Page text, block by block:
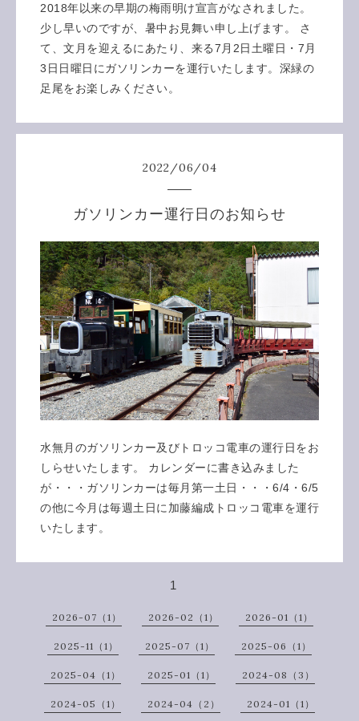
2018年以来の早期の梅雨明け宣言がなされました。
少し早いのですが、暑中お見舞い申し上げます。 さ
て、文月を迎えるにあたり、来る7月2日土曜日・7月
3日日曜日にガソリンカーを運行いたします。深緑の
足尾をお楽しみください。
2022/06/04
ガソリンカー運行日のお知らせ
水無月のガソリンカー及びトロッコ電車の運行日をお
しらせいたします。 カレンダーに書き込みました
が・・・ガソリンカーは毎月第一土日・・・6/4・6/5
の他に今月は毎週土日に加藤編成トロッコ電車を運行
いたします。
1
2026-07（1） 2026-02（1） 2026-01（1）
2025-11（1） 2025-07（1） 2025-06（1）
2025-04（1） 2025-01（1） 2024-08（3）
2024-05（1） 2024-04（2） 2024-01（1）